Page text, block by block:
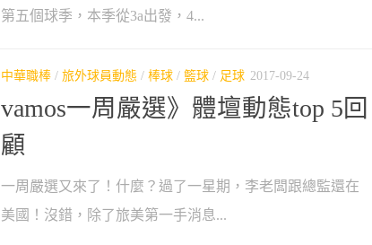
第五個球季，本季從3a出發，4...
中華職棒 / 旅外球員動態 / 棒球 / 籃球 / 足球 2017-09-24
vamos一周嚴選》體壇動態top 5回
顧
一周嚴選又來了！什麼？過了一星期，李老闆跟總監還在
美國！沒錯，除了旅美第一手消息...